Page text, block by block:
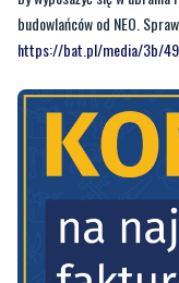
budowlańców od NEO.
https://bat.pl/media/3b/